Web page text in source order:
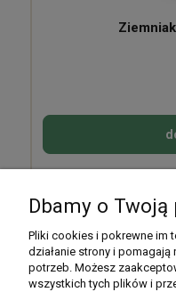
Dbamy o
Pliki cookies i pokrewne im
działanie strony i
potrzeb. Możesz
wszystkich tych plików i